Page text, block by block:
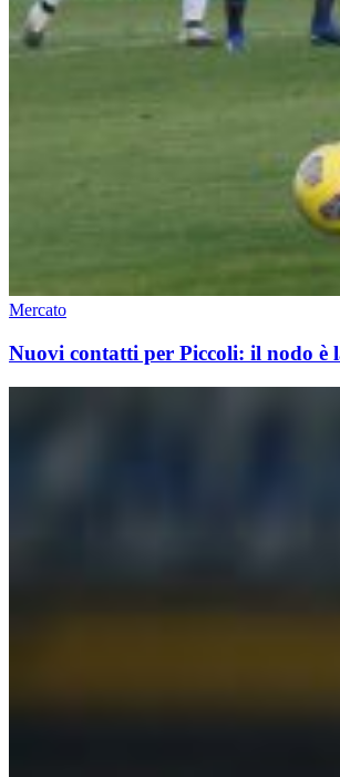
Mercato
Nuovi contatti per Piccoli: il nodo è